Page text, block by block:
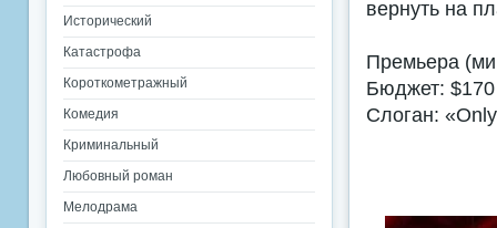
вернуть на
Премьера
Бюджет:
Слоган:
Исторический
Катастрофа
Короткометражный
Комедия
Криминальный
Любовный роман
Мелодрама